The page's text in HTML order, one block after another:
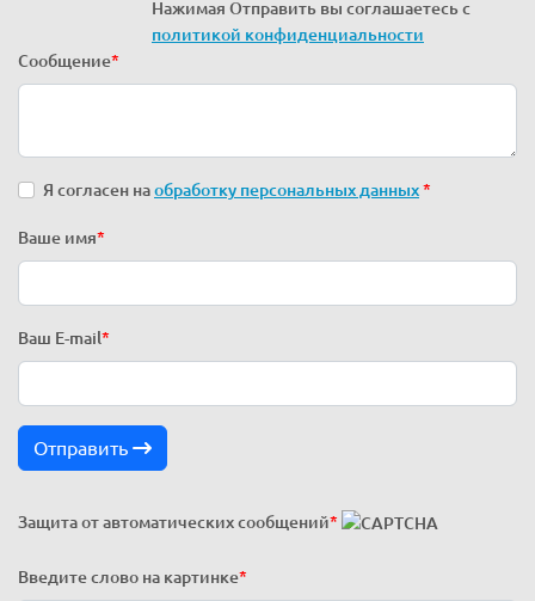
Нажимая Отправить вы соглашаетесь с
политикой конфиденциальности
Сообщение*
Я согласен наобработку персональных данных*
Ваше имя*
Ваш E-mail *
Отправить
Защита от автоматических сообщений*
Введите слово на картинке*